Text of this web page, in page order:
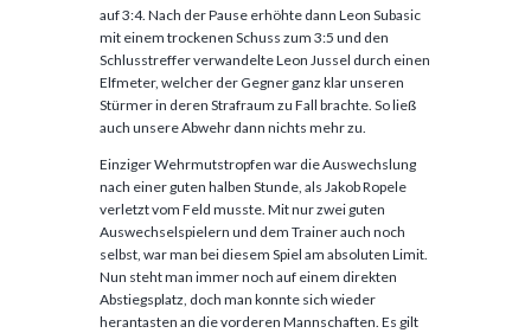
auf 3:4. Nach der Pause erhöhte dann Leon Subasic
mit einem trockenen Schuss zum 3:5 und den
Schlusstreffer verwandelte Leon Jussel durch einen
Elfmeter, welcher der Gegner ganz klar unseren
Stürmer in deren Strafraum zu Fall brachte. So ließ
auch unsere Abwehr dann nichts mehr zu.
Einziger Wehrmutstropfen war die Auswechslung
nach einer guten halben Stunde, als Jakob Ropele
verletzt vom Feld musste. Mit nur zwei guten
Auswechselspielern und dem Trainer auch noch
selbst, war man bei diesem Spiel am absoluten Limit.
Nun steht man immer noch auf einem direkten
Abstiegsplatz, doch man konnte sich wieder
herantasten an die vorderen Mannschaften. Es gilt